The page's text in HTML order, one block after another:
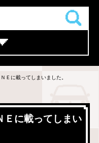
Ｅに載ってしまいました。
Ｅに載ってしまい